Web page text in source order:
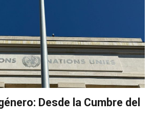
Desde la Cumbre del